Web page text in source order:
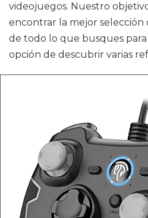
videojuegos. Nuestro
encontrar la mejor
de todo lo que busques
opción de descubrir varias